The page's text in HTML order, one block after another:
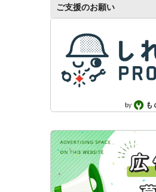
ご支援のお願い